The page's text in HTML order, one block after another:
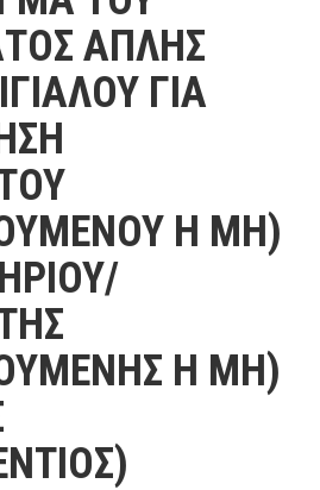
ΑΠΛΗΣ
ΓΙΑ
Η ΜΗ)
Η ΜΗ)